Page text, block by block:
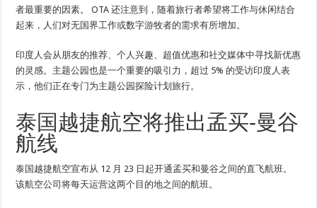
者最重要的因素。 OTA 还注意到，随着旅行者希望将工作与休闲结合
起来，人们对无国界工作或数字游牧者的需求有所增加。
印度人会从朋友的推荐、个人兴趣、超值优惠和社交媒体中寻找新优惠
的灵感。主题公园也是一个重要的吸引力，超过 5% 的受访印度人表
示，他们正在专门为主题公园探险计划旅行。
泰国越捷航空将推出孟买-曼谷
航线
泰国越捷航空宣布从 12 月 23 日起开通孟买和曼谷之间的直飞航班。
该航空公司将每天运营这两个目的地之间的航班。